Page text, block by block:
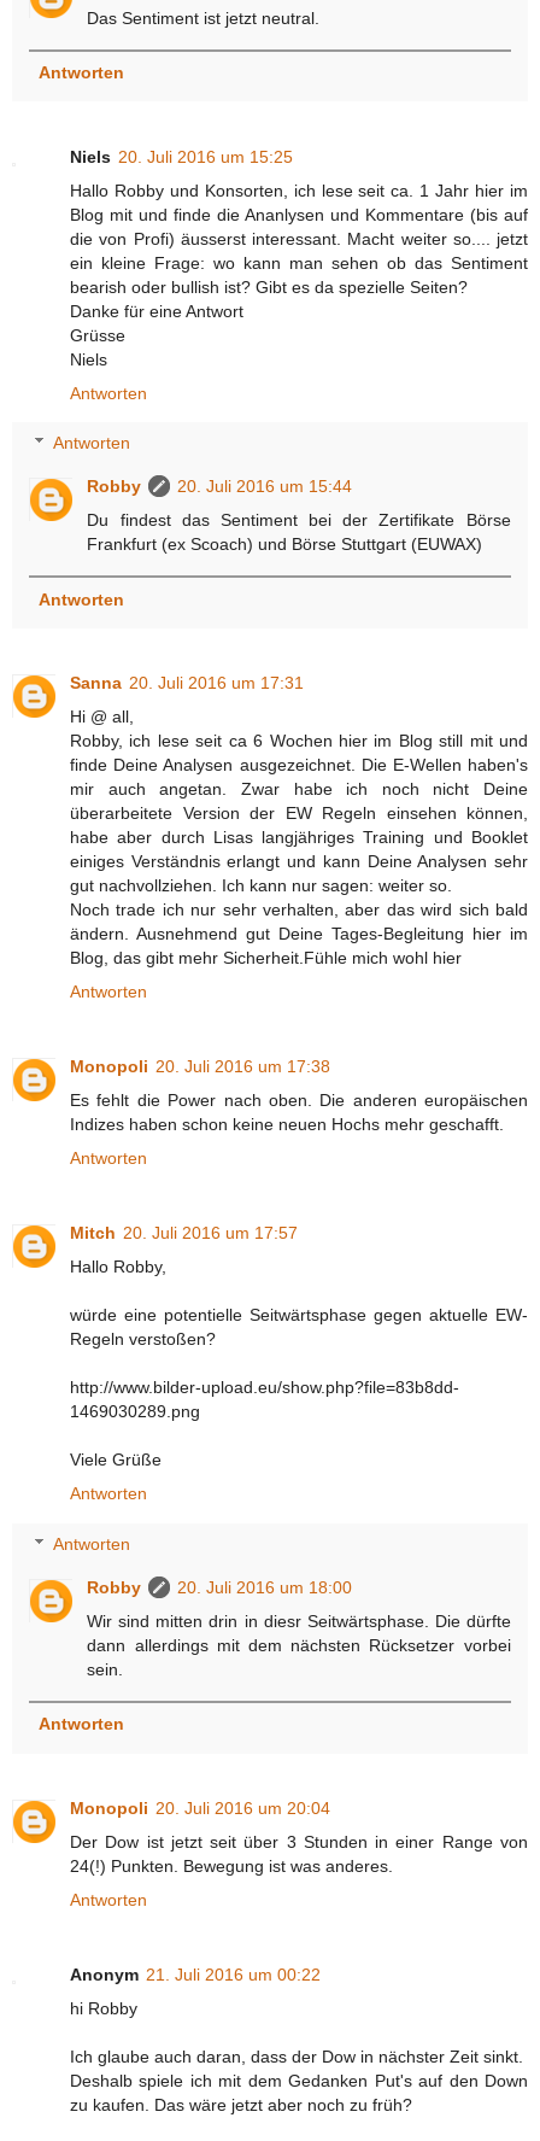
Das Sentiment ist jetzt neutral.
Antworten
Niels 20. Juli 2016 um 15:25
Hallo Robby und Konsorten, ich lese seit ca. 1 Jahr hier im
Blog mit und finde die Ananlysen und Kommentare (bis auf
die von Profi) äusserst interessant. Macht weiter so.... jetzt
ein kleine Frage: wo kann man sehen ob das Sentiment
bearish oder bullish ist? Gibt es da spezielle Seiten?
Danke für eine Antwort
Grüsse
Niels
Antworten
Antworten
Robby
20. Juli 2016 um 15:44
Du findest das Sentiment bei der Zertifikate Börse
Frankfurt (ex Scoach) und Börse Stuttgart (EUWAX)
Antworten
Sanna 20. Juli 2016 um 17:31
Hi @ all,
Robby, ich lese seit ca 6 Wochen hier im Blog still mit und
finde Deine Analysen ausgezeichnet. Die E-Wellen haben's
mir auch angetan. Zwar habe ich noch nicht Deine
überarbeitete Version der EW Regeln einsehen können,
habe aber durch Lisas langjähriges Training und Booklet
einiges Verständnis erlangt und kann Deine Analysen sehr
gut nachvollziehen. Ich kann nur sagen: weiter so.
Noch trade ich nur sehr verhalten, aber das wird sich bald
ändern. Ausnehmend gut Deine Tages-Begleitung hier im
Blog, das gibt mehr Sicherheit.Fühle mich wohl hier
Antworten
Monopoli 20. Juli 2016 um 17:38
Es fehlt die Power nach oben. Die anderen europäischen
Indizes haben schon keine neuen Hochs mehr geschafft.
Antworten
Mitch 20. Juli 2016 um 17:57
Hallo Robby,
würde eine potentielle Seitwärtsphase gegen aktuelle EW-
Regeln verstoßen?
http://www.bilder-upload.eu/show.php?file=83b8dd-
1469030289.png
Viele Grüße
Antworten
Antworten
Robby
20. Juli 2016 um 18:00
Wir sind mitten drin in diesr Seitwärtsphase. Die dürfte
dann allerdings mit dem nächsten Rücksetzer vorbei
sein.
Antworten
Monopoli 20. Juli 2016 um 20:04
Der Dow ist jetzt seit über 3 Stunden in einer Range von
24(!) Punkten. Bewegung ist was anderes.
Antworten
Anonym 21. Juli 2016 um 00:22
hi Robby
Ich glaube auch daran, dass der Dow in nächster Zeit sinkt.
Deshalb spiele ich mit dem Gedanken Put's auf den Down
zu kaufen. Das wäre jetzt aber noch zu früh?